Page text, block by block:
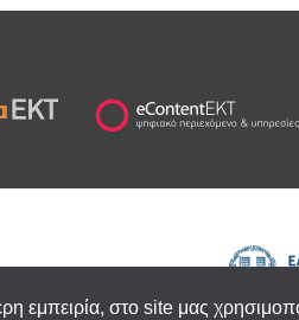
εμπειρία, στο site μας